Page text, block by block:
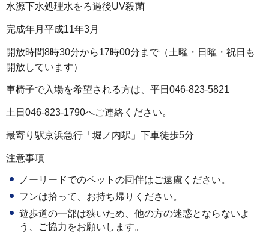
水源下水処理水をろ過後UV殺菌
完成年月平成11年3月
開放時間8時30分から17時00分まで（土曜・日曜・祝日も
開放しています）
車椅子で入場を希望される方は、平日046-823-5821
土日046-823-1790へご連絡ください。
最寄り駅京浜急行「堀ノ内駅」下車徒歩5分
注意事項
ノーリードでのペットの同伴はご遠慮ください。
フンは拾って、お持ち帰りください。
遊歩道の一部は狭いため、他の方の迷惑とならないよ
う、ご協力をお願いします。